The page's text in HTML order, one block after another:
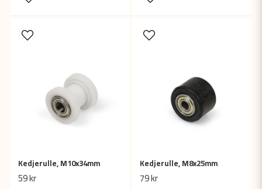
Kedjerulle, M10x34mm
59 kr
Kedjerulle, M8x25mm
79 kr